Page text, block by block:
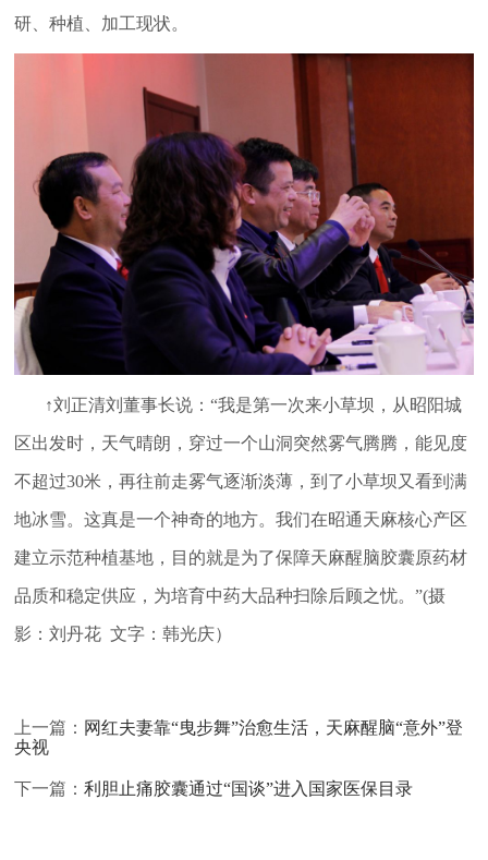
研、种植、加工现状。
↑刘正清刘董事长说：“我是第一次来小草坝，从昭阳城
区出发时，天气晴朗，穿过一个山洞突然雾气腾腾，能见度
不超过30米，再往前走雾气逐渐淡薄，到了小草坝又看到满
地冰雪。这真是一个神奇的地方。我们在昭通天麻核心产区
建立示范种植基地，目的就是为了保障天麻醒脑胶囊原药材
品质和稳定供应，为培育中药大品种扫除后顾之忧。”(摄
影：刘丹花 文字：韩光庆）
上一篇： 网红夫妻靠“曳步舞”治愈生活，天麻醒脑“意外”登
央视
下一篇：利胆止痛胶囊通过“国谈”进入国家医保目录